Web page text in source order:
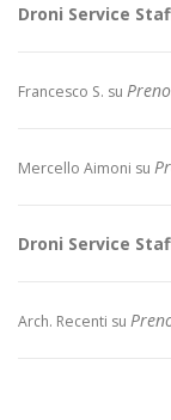
Droni Service
Francesco S. su
Mercello Aimoni su
Droni Service
Arch. Recenti su